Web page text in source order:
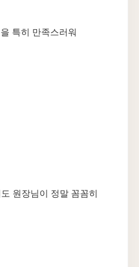
특히 만족스러워
원장님이 정말 꼼꼼히